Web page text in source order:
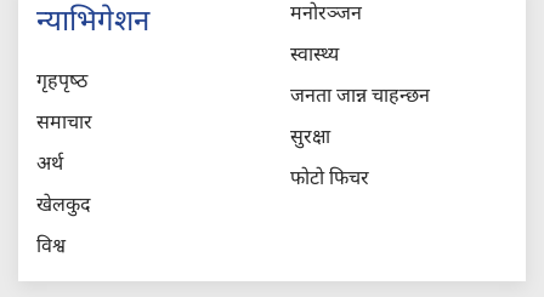
न्याभिगेशन
गृहपृष्‍ठ
समाचार
अर्थ
खेलकुद
विश्व
मनोरञ्जन
स्वास्थ्य
जनता जान्न चाहन्छन
सुरक्षा
फोटो फिचर